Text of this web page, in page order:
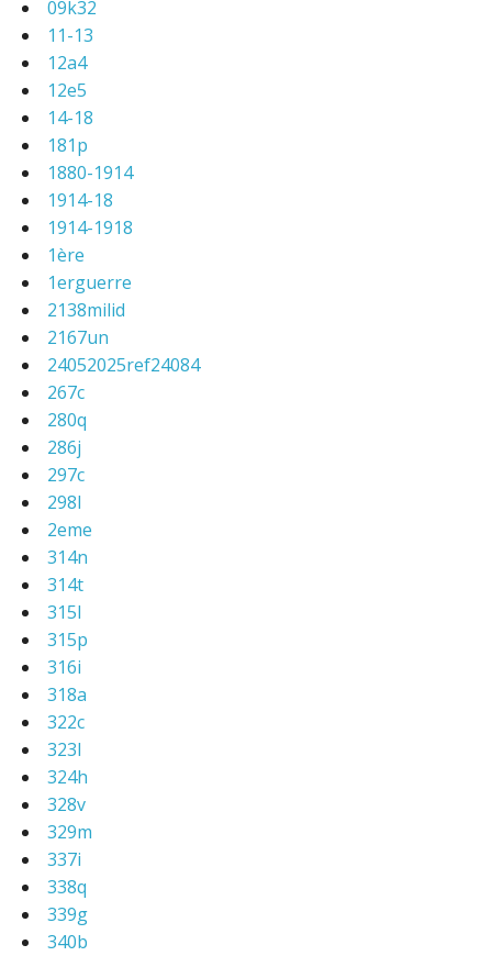
09k32
11-13
12a4
12e5
14-18
181p
1880-1914
1914-18
1914-1918
1ère
1erguerre
2138milid
2167un
24052025ref24084
267c
280q
286j
297c
298l
2eme
314n
314t
315l
315p
316i
318a
322c
323l
324h
328v
329m
337i
338q
339g
340b